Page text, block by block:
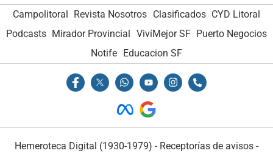
Campolitoral Revista Nosotros Clasificados CYD Litoral
Podcasts Mirador Provincial VivíMejor SF Puerto Negocios
Notife Educacion SF
Hemeroteca Digital (1930-1979) - Receptorías de avisos -